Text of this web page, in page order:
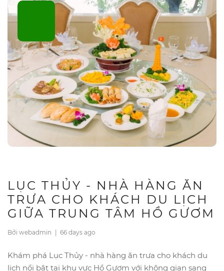
LỤC THỦY - NHÀ HÀNG ĂN
TRƯA CHO KHÁCH DU LỊCH
GIỮA TRUNG TÂM HỒ GƯƠM
Bởi webadmin 66 days ago
Khám phá Lục Thủy - nhà hàng ăn trưa cho khách du
lịch nổi bật tại khu vực Hồ Gươm với không gian sang